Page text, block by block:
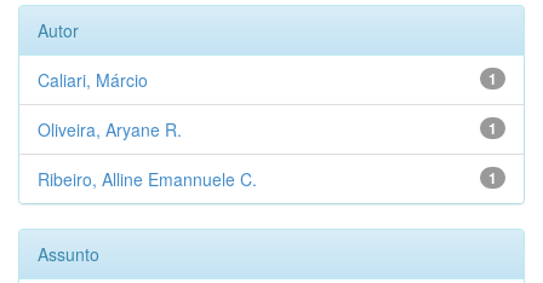
Autor
1
Caliari, Márcio
1
Oliveira, Aryane R.
1
Ribeiro, Alline Emannuele C.
Assunto